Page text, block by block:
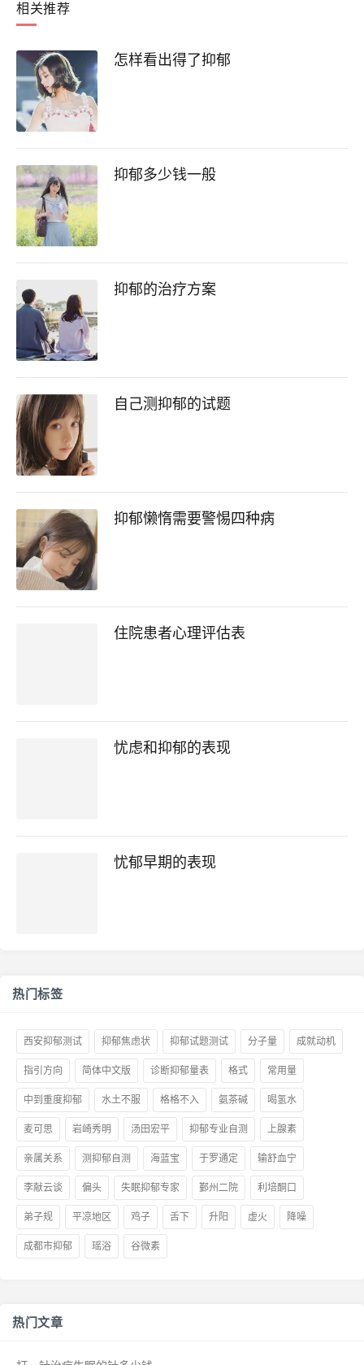
相关推荐
怎样看出得了抑郁
抑郁多少钱一般
抑郁的治疗方案
自己测抑郁的试题
抑郁懒惰需要警惕四种病
住院患者心理评估表
忧虑和抑郁的表现
忧郁早期的表现
热门标签
西安抑郁测试 抑郁焦虑状 抑郁试题测试 分子量 成就动机
指引方向 简体中文版 诊断抑郁量表 格式 常用量
中到重度抑郁 水土不服 格格不入 氨茶碱 喝氢水
麦可思 岩崎秀明 汤田宏平 抑郁专业自测 上腺素
亲属关系 测抑郁自测 海蓝宝 于罗通定 输舒血宁
李献云谈 偏头 失眠抑郁专家 鄞州二院 利培酮口
弟子规 平凉地区 鸡子 舌下 升阳 虚火 降噪
成都市抑郁 瑶浴 谷微素
热门文章